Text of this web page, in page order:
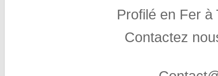
Profilé en Fer
Contactez